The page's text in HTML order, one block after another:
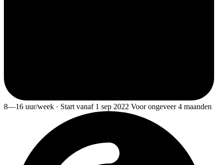
8—16 uur/week · Start vanaf 1 sep 2022 Voor ongeveer 4 maanden